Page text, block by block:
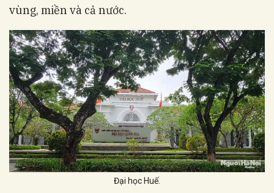
vùng, miền và cả nước.
Đại học Huế.